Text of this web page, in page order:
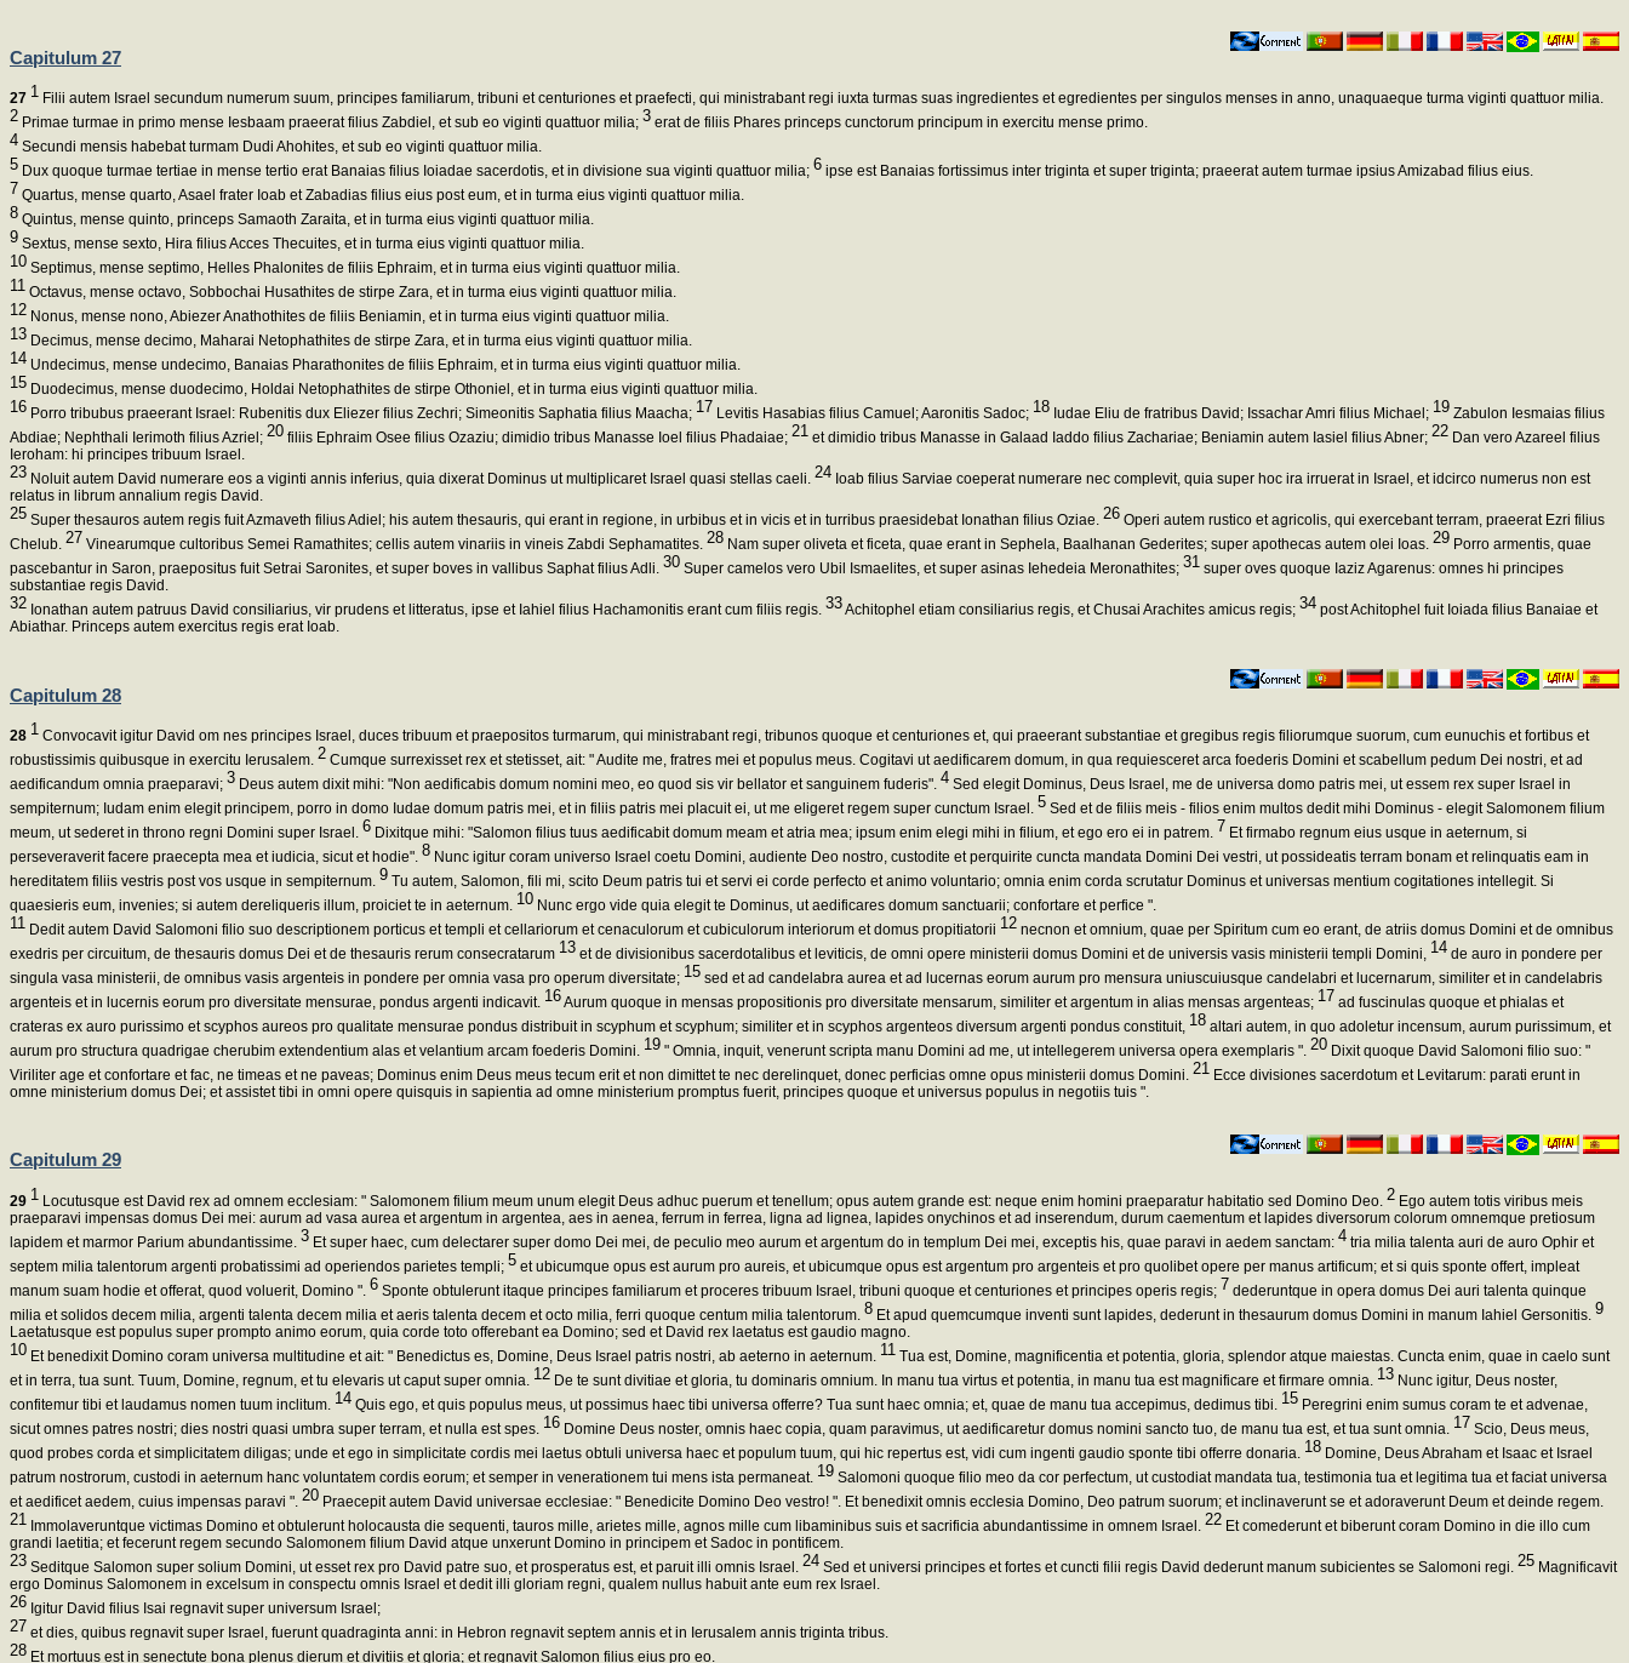
Capitulum 27
27 1 Filii autem Israel secundum numerum suum, principes familiarum, tribuni et centuriones et praefecti, qui ministrabant regi iuxta turmas suas ingredientes et egredientes per singulos menses in anno, unaquaeque turma viginti quattuor milia.
2 Primae turmae in primo mense Iesbaam praeerat filius Zabdiel, et sub eo viginti quattuor milia; 3 erat de filiis Phares princeps cunctorum principum in exercitu mense primo.
4 Secundi mensis habebat turmam Dudi Ahohites, et sub eo viginti quattuor milia.
5 Dux quoque turmae tertiae in mense tertio erat Banaias filius Ioiadae sacerdotis, et in divisione sua viginti quattuor milia; 6 ipse est Banaias fortissimus inter triginta et super triginta; praeerat autem turmae ipsius Amizabad filius eius.
7 Quartus, mense quarto, Asael frater Ioab et Zabadias filius eius post eum, et in turma eius viginti quattuor milia.
8 Quintus, mense quinto, princeps Samaoth Zaraita, et in turma eius viginti quattuor milia.
9 Sextus, mense sexto, Hira filius Acces Thecuites, et in turma eius viginti quattuor milia.
10 Septimus, mense septimo, Helles Phalonites de filiis Ephraim, et in turma eius viginti quattuor milia.
11 Octavus, mense octavo, Sobbochai Husathites de stirpe Zara, et in turma eius viginti quattuor milia.
12 Nonus, mense nono, Abiezer Anathothites de filiis Beniamin, et in turma eius viginti quattuor milia.
13 Decimus, mense decimo, Maharai Netophathites de stirpe Zara, et in turma eius viginti quattuor milia.
14 Undecimus, mense undecimo, Banaias Pharathonites de filiis Ephraim, et in turma eius viginti quattuor milia.
15 Duodecimus, mense duodecimo, Holdai Netophathites de stirpe Othoniel, et in turma eius viginti quattuor milia.
16 Porro tribubus praeerant Israel: Rubenitis dux Eliezer filius Zechri; Simeonitis Saphatia filius Maacha; 17 Levitis Hasabias filius Camuel; Aaronitis Sadoc; 18 Iudae Eliu de fratribus David; Issachar Amri filius Michael; 19 Zabulon Iesmaias filius
Abdiae; Nephthali Ierimoth filius Azriel; 20 filiis Ephraim Osee filius Ozaziu; dimidio tribus Manasse Ioel filius Phadaiae; 21 et dimidio tribus Manasse in Galaad Iaddo filius Zachariae; Beniamin autem Iasiel filius Abner; 22 Dan vero Azareel filius
Ieroham: hi principes tribuum Israel.
23 Noluit autem David numerare eos a viginti annis inferius, quia dixerat Dominus ut multiplicaret Israel quasi stellas caeli. 24 Ioab filius Sarviae coeperat numerare nec complevit, quia super hoc ira irruerat in Israel, et idcirco numerus non est
relatus in librum annalium regis David.
25 Super thesauros autem regis fuit Azmaveth filius Adiel; his autem thesauris, qui erant in regione, in urbibus et in vicis et in turribus praesidebat Ionathan filius Oziae. 26 Operi autem rustico et agricolis, qui exercebant terram, praeerat Ezri filius
Chelub. 27 Vinearumque cultoribus Semei Ramathites; cellis autem vinariis in vineis Zabdi Sephamatites. 28 Nam super oliveta et ficeta, quae erant in Sephela, Baalhanan Gederites; super apothecas autem olei Ioas. 29 Porro armentis, quae
pascebantur in Saron, praepositus fuit Setrai Saronites, et super boves in vallibus Saphat filius Adli. 30 Super camelos vero Ubil Ismaelites, et super asinas Iehedeia Meronathites; 31 super oves quoque Iaziz Agarenus: omnes hi principes
substantiae regis David.
32 Ionathan autem patruus David consiliarius, vir prudens et litteratus, ipse et Iahiel filius Hachamonitis erant cum filiis regis. 33Achitophel etiam consiliarius regis, et Chusai Arachites amicus regis; 34 post Achitophel fuit Ioiada filius Banaiae et
Abiathar. Princeps autem exercitus regis erat Ioab.
Capitulum 28
28 1 Convocavit igitur David om nes principes Israel, duces tribuum et praepositos turmarum, qui ministrabant regi, tribunos quoque et centuriones et, qui praeerant substantiae et gregibus regis filiorumque suorum, cum eunuchis et fortibus et
robustissimis quibusque in exercitu Ierusalem. 2 Cumque surrexisset rex et stetisset, ait: " Audite me, fratres mei et populus meus. Cogitavi ut aedificarem domum, in qua requiesceret arca foederis Domini et scabellum pedum Dei nostri, et ad
aedificandum omnia praeparavi; 3 Deus autem dixit mihi: "Non aedificabis domum nomini meo, eo quod sis vir bellator et sanguinem fuderis". 4 Sed elegit Dominus, Deus Israel, me de universa domo patris mei, ut essem rex super Israel in
sempiternum; Iudam enim elegit principem, porro in domo Iudae domum patris mei, et in filiis patris mei placuit ei, ut me eligeret regem super cunctum Israel. 5 Sed et de filiis meis - filios enim multos dedit mihi Dominus - elegit Salomonem filium
meum, ut sederet in throno regni Domini super Israel. 6 Dixitque mihi: "Salomon filius tuus aedificabit domum meam et atria mea; ipsum enim elegi mihi in filium, et ego ero ei in patrem. 7 Et firmabo regnum eius usque in aeternum, si
perseveraverit facere praecepta mea et iudicia, sicut et hodie". 8 Nunc igitur coram universo Israel coetu Domini, audiente Deo nostro, custodite et perquirite cuncta mandata Domini Dei vestri, ut possideatis terram bonam et relinquatis eam in
hereditatem filiis vestris post vos usque in sempiternum. 9 Tu autem, Salomon, fili mi, scito Deum patris tui et servi ei corde perfecto et animo voluntario; omnia enim corda scrutatur Dominus et universas mentium cogitationes intellegit. Si
quaesieris eum, invenies; si autem dereliqueris illum, proiciet te in aeternum. 10 Nunc ergo vide quia elegit te Dominus, ut aedificares domum sanctuarii; confortare et perfice ".
11 Dedit autem David Salomoni filio suo descriptionem porticus et templi et cellariorum et cenaculorum et cubiculorum interiorum et domus propitiatorii 12 necnon et omnium, quae per Spiritum cum eo erant, de atriis domus Domini et de omnibus
exedris per circuitum, de thesauris domus Dei et de thesauris rerum consecratarum 13 et de divisionibus sacerdotalibus et leviticis, de omni opere ministerii domus Domini et de universis vasis ministerii templi Domini, 14 de auro in pondere per
singula vasa ministerii, de omnibus vasis argenteis in pondere per omnia vasa pro operum diversitate; 15 sed et ad candelabra aurea et ad lucernas eorum aurum pro mensura uniuscuiusque candelabri et lucernarum, similiter et in candelabris
argenteis et in lucernis eorum pro diversitate mensurae, pondus argenti indicavit. 16Aurum quoque in mensas propositionis pro diversitate mensarum, similiter et argentum in alias mensas argenteas; 17 ad fuscinulas quoque et phialas et
crateras ex auro purissimo et scyphos aureos pro qualitate mensurae pondus distribuit in scyphum et scyphum; similiter et in scyphos argenteos diversum argenti pondus constituit, 18 altari autem, in quo adoletur incensum, aurum purissimum, et
aurum pro structura quadrigae cherubim extendentium alas et velantium arcam foederis Domini. 19 " Omnia, inquit, venerunt scripta manu Domini ad me, ut intellegerem universa opera exemplaris ". 20 Dixit quoque David Salomoni filio suo: "
Viriliter age et confortare et fac, ne timeas et ne paveas; Dominus enim Deus meus tecum erit et non dimittet te nec derelinquet, donec perficias omne opus ministerii domus Domini. 21 Ecce divisiones sacerdotum et Levitarum: parati erunt in
omne ministerium domus Dei; et assistet tibi in omni opere quisquis in sapientia ad omne ministerium promptus fuerit, principes quoque et universus populus in negotiis tuis ".
Capitulum 29
29 1 Locutusque est David rex ad omnem ecclesiam: " Salomonem filium meum unum elegit Deus adhuc puerum et tenellum; opus autem grande est: neque enim homini praeparatur habitatio sed Domino Deo. 2 Ego autem totis viribus meis
praeparavi impensas domus Dei mei: aurum ad vasa aurea et argentum in argentea, aes in aenea, ferrum in ferrea, ligna ad lignea, lapides onychinos et ad inserendum, durum caementum et lapides diversorum colorum omnemque pretiosum
lapidem et marmor Parium abundantissime. 3 Et super haec, cum delectarer super domo Dei mei, de peculio meo aurum et argentum do in templum Dei mei, exceptis his, quae paravi in aedem sanctam: 4 tria milia talenta auri de auro Ophir et
septem milia talentorum argenti probatissimi ad operiendos parietes templi; 5 et ubicumque opus est aurum pro aureis, et ubicumque opus est argentum pro argenteis et pro quolibet opere per manus artificum; et si quis sponte offert, impleat
manum suam hodie et offerat, quod voluerit, Domino ". 6 Sponte obtulerunt itaque principes familiarum et proceres tribuum Israel, tribuni quoque et centuriones et principes operis regis; 7 dederuntque in opera domus Dei auri talenta quinque
milia et solidos decem milia, argenti talenta decem milia et aeris talenta decem et octo milia, ferri quoque centum milia talentorum. 8 Et apud quemcumque inventi sunt lapides, dederunt in thesaurum domus Domini in manum Iahiel Gersonitis. 9
Laetatusque est populus super prompto animo eorum, quia corde toto offerebant ea Domino; sed et David rex laetatus est gaudio magno.
10 Et benedixit Domino coram universa multitudine et ait: " Benedictus es, Domine, Deus Israel patris nostri, ab aeterno in aeternum. 11 Tua est, Domine, magnificentia et potentia, gloria, splendor atque maiestas. Cuncta enim, quae in caelo sunt
et in terra, tua sunt. Tuum, Domine, regnum, et tu elevaris ut caput super omnia. 12 De te sunt divitiae et gloria, tu dominaris omnium. In manu tua virtus et potentia, in manu tua est magnificare et firmare omnia. 13 Nunc igitur, Deus noster,
confitemur tibi et laudamus nomen tuum inclitum. 14 Quis ego, et quis populus meus, ut possimus haec tibi universa offerre? Tua sunt haec omnia; et, quae de manu tua accepimus, dedimus tibi. 15 Peregrini enim sumus coram te et advenae,
sicut omnes patres nostri; dies nostri quasi umbra super terram, et nulla est spes. 16 Domine Deus noster, omnis haec copia, quam paravimus, ut aedificaretur domus nomini sancto tuo, de manu tua est, et tua sunt omnia. 17 Scio, Deus meus,
quod probes corda et simplicitatem diligas; unde et ego in simplicitate cordis mei laetus obtuli universa haec et populum tuum, qui hic repertus est, vidi cum ingenti gaudio sponte tibi offerre donaria. 18 Domine, Deus Abraham et Isaac et Israel
patrum nostrorum, custodi in aeternum hanc voluntatem cordis eorum; et semper in venerationem tui mens ista permaneat. 19 Salomoni quoque filio meo da cor perfectum, ut custodiat mandata tua, testimonia tua et legitima tua et faciat universa
et aedificet aedem, cuius impensas paravi ". 20 Praecepit autem David universae ecclesiae: " Benedicite Domino Deo vestro! ". Et benedixit omnis ecclesia Domino, Deo patrum suorum; et inclinaverunt se et adoraverunt Deum et deinde regem.
21 Immolaveruntque victimas Domino et obtulerunt holocausta die sequenti, tauros mille, arietes mille, agnos mille cum libaminibus suis et sacrificia abundantissime in omnem Israel. 22 Et comederunt et biberunt coram Domino in die illo cum
grandi laetitia; et fecerunt regem secundo Salomonem filium David atque unxerunt Domino in principem et Sadoc in pontificem.
23 Seditque Salomon super solium Domini, ut esset rex pro David patre suo, et prosperatus est, et paruit illi omnis Israel. 24 Sed et universi principes et fortes et cuncti filii regis David dederunt manum subicientes se Salomoni regi. 25 Magnificavit
ergo Dominus Salomonem in excelsum in conspectu omnis Israel et dedit illi gloriam regni, qualem nullus habuit ante eum rex Israel.
26 Igitur David filius Isai regnavit super universum Israel;
27 et dies, quibus regnavit super Israel, fuerunt quadraginta anni: in Hebron regnavit septem annis et in Ierusalem annis triginta tribus.
28 Et mortuus est in senectute bona plenus dierum et divitiis et gloria; et regnavit Salomon filius eius pro eo.